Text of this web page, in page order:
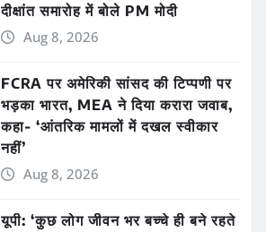
दीक्षांत समारोह में बोले PM मोदी
Aug 8, 2026
FCRA पर अमेरिकी सांसद की टिप्पणी पर
भड़का भारत, MEA ने दिया करारा जवाब,
कहा- ‘आंतरिक मामलों में दखल स्वीकार
नहीं’
Aug 8, 2026
यूपी: ‘कुछ लोग जीवन भर बच्चे ही बने रहते